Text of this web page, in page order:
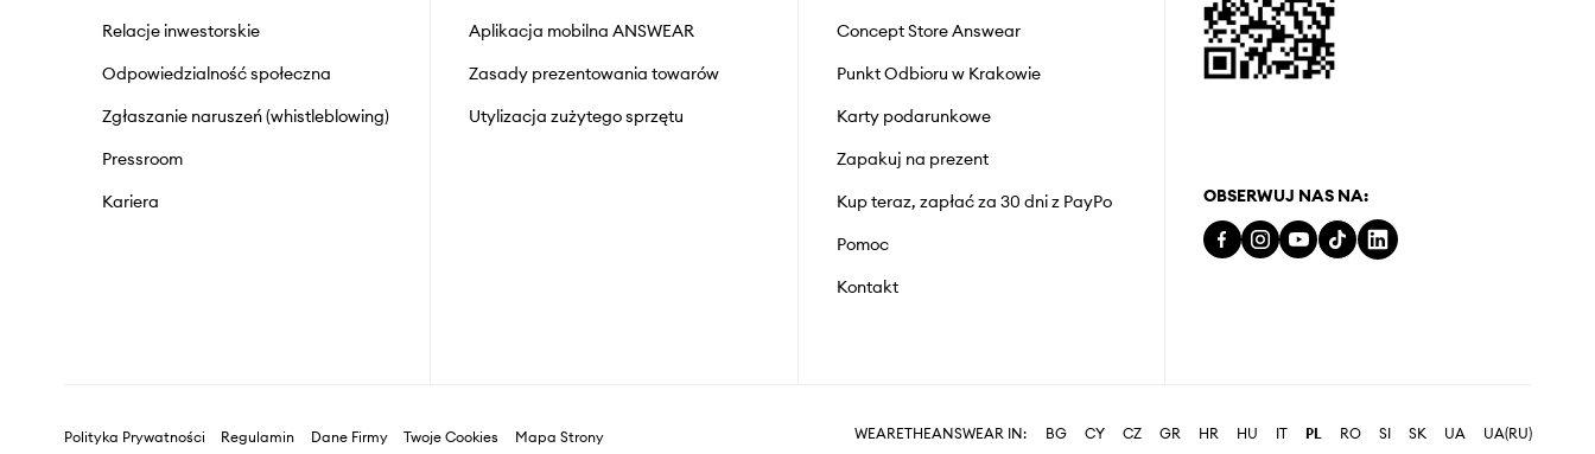
Relacje inwestorskie
Odpowiedzialność społeczna
Zgłaszanie naruszeń (whistleblowing)
Pressroom
Kariera
Aplikacja mobilna ANSWEAR
Zasady prezentowania towarów
Utylizacja zużytego sprzętu
Concept Store Answear
Punkt Odbioru w Krakowie
Karty podarunkowe
Zapakuj na prezent
Kup teraz, zapłać za 30 dni z PayPo
Pomoc
Kontakt
OBSERWUJ NAS NA:
Polityka Prywatności Regulamin Dane Firmy Twoje Cookies Mapa Strony WEARETHEANSWEAR IN: BG CY CZ GR HR HU IT PL RO SI SK UA UA(RU)